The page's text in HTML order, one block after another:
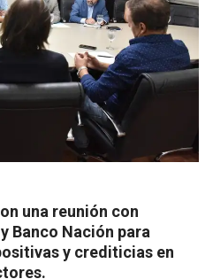
una reunión con
Banco Nación para
y crediticias en